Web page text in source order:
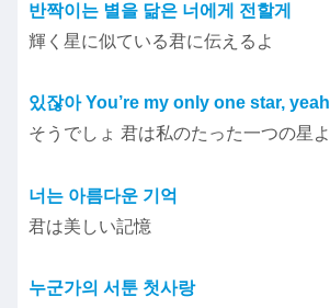
반짝이는 별을 닮은 너에게 전할게
輝く星に似ている君に伝えるよ
있잖아 You’re my only one star, yeah
そうでしょ 君は私のたった一つの星よ
너는 아름다운 기억
君は美しい記憶
누군가의 서툰 첫사랑